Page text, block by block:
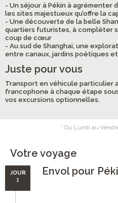
- Un séjour à Pékin à agrémenter
les sites majestueux qu’offre la
- Une découverte de la belle
quartiers futuristes, à compléter
coup de cœur
- Au sud de Shanghai, une
entre canaux, jardins poétiques
Juste pour vous
Transport en véhicule particulier
francophone à chaque étape
vos excursions optionnelles.
* Du Lundi au
Votre voyage
JOUR
1
Envol pour